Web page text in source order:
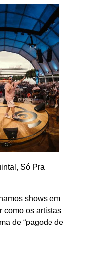
Só Pra
shows em
como os artistas
de “pagode de